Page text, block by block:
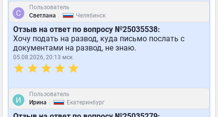
Пользователь
Светлана
Челябинск
Отзыв на ответ по вопросу №25035538:
Хочу подать на развод, куда письмо послать с
документами на развод, не знаю.
05.08.2026, 20:13 мск
Пользователь
Ирина
Екатеринбург